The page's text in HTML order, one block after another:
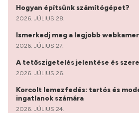
Hogyan építsünk számítógépet?
2026. JÚLIUS 28.
Ismerkedj meg a legjobb
2026. JÚLIUS 27.
A tetőszigetelés jelentése és
2026. JÚLIUS 26.
Korcolt lemezfedés: tartós és
ingatlanok számára
2026. JÚLIUS 24.